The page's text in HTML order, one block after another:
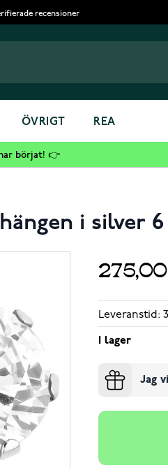
recensioner
ÖVRIGT REA
börjat! 👉
i silver
Leveranstid:
I lager
Jag